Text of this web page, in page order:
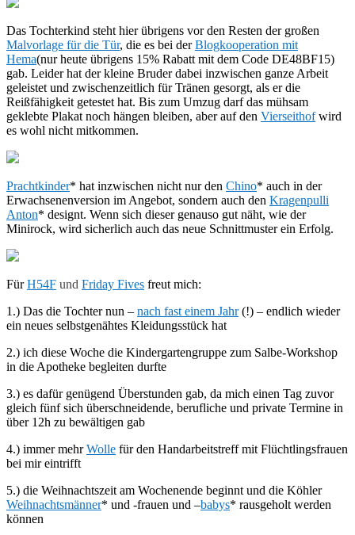
Das Tochterkind steht hier übrigens vor den Resten der großen
Malvorlage für die Tür, die es bei derBlogkooperation mit
Hema(nur heute übrigens 15% Rabatt mit dem Code DE48BF15)
gab. Leider hat der kleine Bruder dabei inzwischen ganze Arbeit
geleistet und zwischenzeitlich für Tränen gesorgt, als er die
Reißfähigkeit getestet hat. Bis zum Umzug darf das mühsam
geklebte Plakat noch hängen bleiben, aber auf den Vierseithofwird
es wohl nicht mitkommen.
Prachtkinder* hat inzwischen nicht nur den Chino* auch in der
Erwachsenenversion im Angebot, sondern auch den Kragenpulli
Anton* designt. Wenn sich dieser genauso gut näht, wie der
Minirock, wird sicherlich auch das neue Schnittmuster ein Erfolg.
FürH54F und Friday Fives freut mich:
1.) Das die Tochter nun – nach fast einem Jahr(!) – endlich wieder
ein neues selbstgenähtes Kleidungsstück hat
2.) ich diese Woche die Kindergartengruppe zum Salbe-Workshop
in die Apotheke begleiten durfte
3.) es dafür genügend Überstunden gab, da mich einen Tag zuvor
gleich fünf sich überschneidende, berufliche und private Termine in
über 12h zu bewältigen gab
4.) immer mehrWolle für den Handarbeitstreff mit Flüchtlingsfrauen
bei mir eintrifft
5.) die Weihnachtszeit am Wochenende beginnt und die Köhler
Weihnachtsmänner* und -frauen und –babys* rausgeholt werden
können